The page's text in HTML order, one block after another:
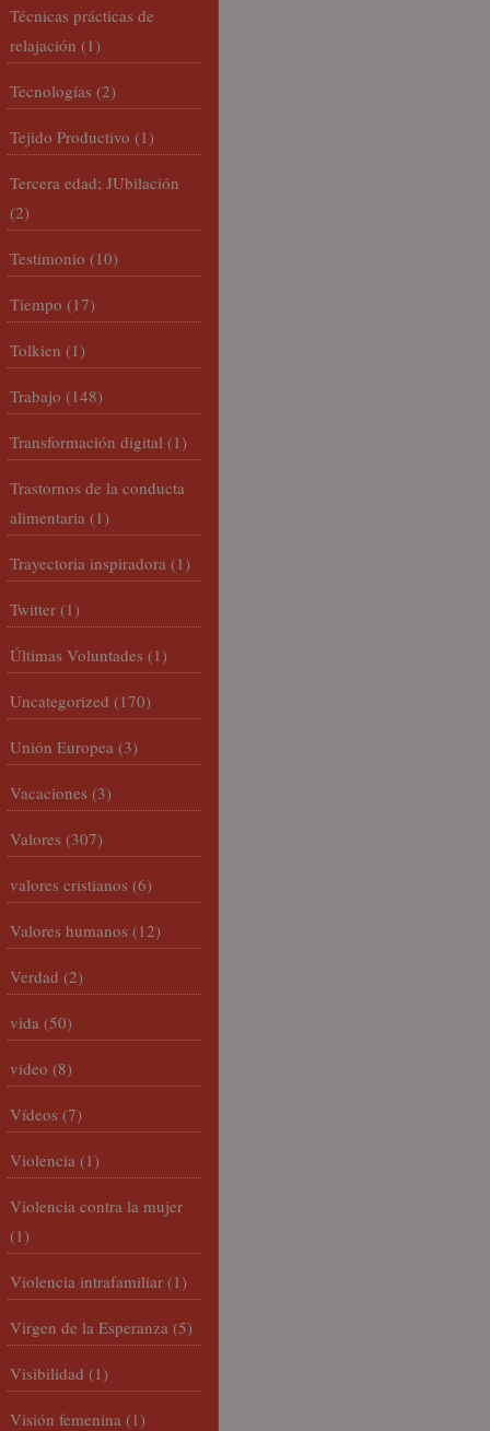
Técnicas prácticas de
relajación (1)
Tecnologías (2)
Tejido Productivo (1)
Tercera edad; JUbilación
(2)
Testimonio (10)
Tiempo (17)
Tolkien (1)
Trabajo (148)
Transformación digital (1)
Trastornos de la conducta
alimentaria (1)
Trayectoria inspiradora (1)
Twitter (1)
Últimas Voluntades (1)
Uncategorized (170)
Unión Europea (3)
Vacaciones (3)
Valores (307)
valores cristianos (6)
Valores humanos (12)
Verdad (2)
vida (50)
video (8)
Vídeos (7)
Violencia (1)
Violencia contra la mujer
(1)
Violencia intrafamiliar (1)
Virgen de la Esperanza (5)
Visibilidad (1)
Visión femenina (1)